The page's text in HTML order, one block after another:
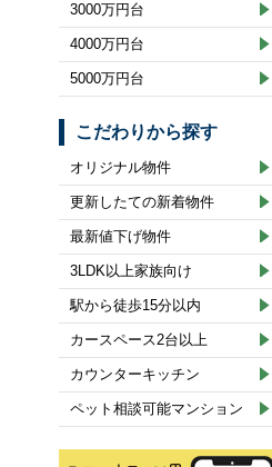
3000万円台
4000万円台
5000万円台
こだわりから探す
オリジナル物件
更新したての新着物件
最新値下げ物件
3LDK以上家族向け
駅から徒歩15分以内
カースペース2台以上
カウンターキッチン
ペット相談可能マンション